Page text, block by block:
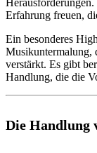
Erfahrung freuen,
Ein besonderes
Musikuntermalung,
verstärkt. Es gibt
Handlung, die die
Die Handlung